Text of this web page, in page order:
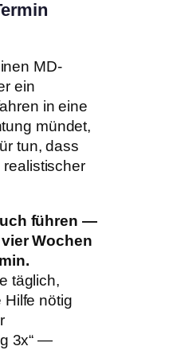
MD-
ein
in eine
mündet,
tun, dass
führen —
Wochen
täglich,
Hilfe nötig
3x“ —